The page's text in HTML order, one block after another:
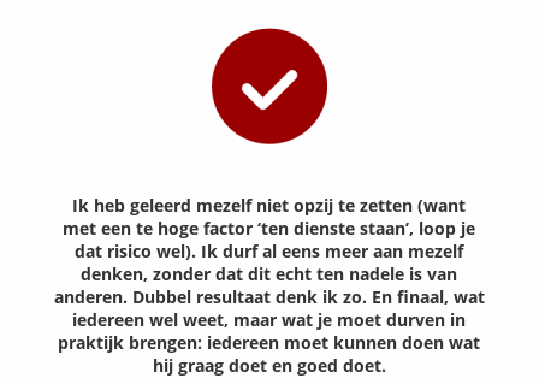
Ik heb geleerd mezelf niet opzij te zetten (want
met een te hoge factor ‘ten dienste staan’, loop je
dat risico wel). Ik durf al eens meer aan mezelf
denken, zonder dat dit echt ten nadele is van
anderen. Dubbel resultaat denk ik zo. En finaal, wat
iedereen wel weet, maar wat je moet durven in
praktijk brengen: iedereen moet kunnen doen wat
hij graag doet en goed doet.